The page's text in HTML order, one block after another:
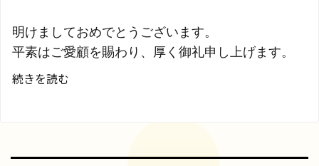
明けましておめでとうございます。
平素はご愛顧を賜わり、厚く御礼申し上げます。
続きを読む
挨